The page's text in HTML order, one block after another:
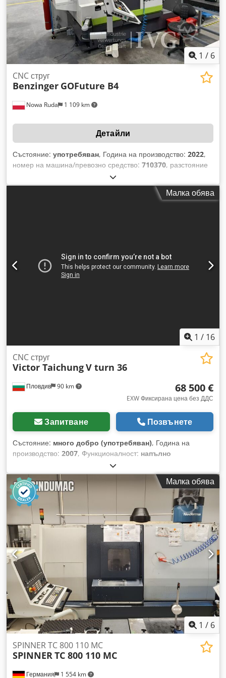
1 / 6
Nowa Ruda 1 109 km
CNC струг
Benzinger GOFuture B4
Детайли
Състояние: употребяван, Година на производство: 2022,
номер на машина/превозно средство: 710370, разстояние
180 мм, Данни за машината: •
Година на производство: 2022 • Сериен номер: 710370
Ходове на осите: • Ос X: 180 мм • Ос Z1: 260 мм • Ос Z2:
Охлаждаща система HYDAC RFCS-AH-030, година на
производство 2021, сериен номер 2300040370 •
Хидравличен агрегат KNOLL TG 30-04/07533-1, година на
Малка обява
1 / 16
Пловдив 90 km
CNC струг
Victor TaichungV turn 36
68 500 €
EXW Фиксирана цена без ДДС
Запитване Позвънете
Състояние: много добро (употребяван), Година на
производство: 2007, Функционалност: напълно
, дължина на струговане:
диаметър на струговане:500 мм, Машината се съхранява в
нашия склад в Пловдив, България Машината разполага с
C-ос функция 1250 мм работна дължина Управляваща
система Fanuc Cedpfx Ajyrd Iuskiorf В НАЛИЧНОСТ ПРИ
НАС: * Хоризонтални обработващи центрове * CNC
стругове с 2 оси * CNC стругове с 2 оси + C ос * CNC
стругове с 2 оси + C ос + Y ос * CNC центрове за
резбонарязване * CNC вертикални обработващи центрове
100% собственост, на склад над 50 CNC металорежещи
машини! Не се колебайте да се свържете с нас при
допълнителни въпроси CNC World Machine LTD
Малка обява
1 / 6
Германия 1 554 km
SPINNER TC 800 110 MC
SPINNERTC 800 110 MC